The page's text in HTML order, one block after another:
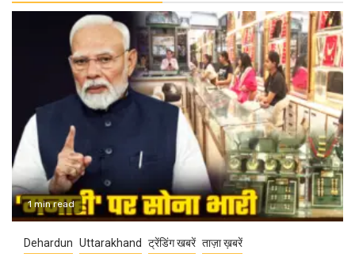
1 min read
Dehardun Uttarakhand ट्रेंडिंग खबरें ताज़ा ख़बरें